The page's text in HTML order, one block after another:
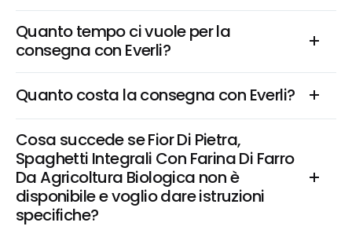
Quanto tempo ci vuole per la
consegna con Everli?
Quanto costa la consegna con Everli?
Cosa succede se Fior Di Pietra,
Spaghetti Integrali Con Farina Di Farro
Da Agricoltura Biologica non è
disponibile e voglio dare istruzioni
specifiche?